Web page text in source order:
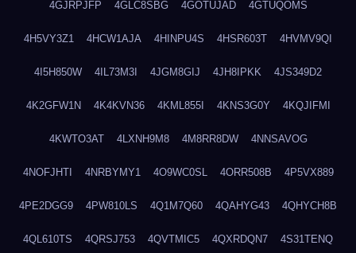
4GJRPJFP 4GLC8SBG 4GOTUJAD 4GTUQOMS
4H5VY3Z1 4HCW1AJA 4HINPU4S 4HSR603T 4HVMV9QI
4I5H850W 4IL73M3I 4JGM8GIJ 4JH8IPKK 4JS349D2
4K2GFW1N 4K4KVN36 4KML855I 4KNS3G0Y 4KQJIFMI
4KWTO3AT 4LXNH9M8 4M8RR8DW 4NNSAVOG
4NOFJHTI 4NRBYMY1 4O9WC0SL 4ORR508B 4P5VX889
4PE2DGG9 4PW810LS 4Q1M7Q60 4QAHYG43 4QHYCH8B
4QL610TS 4QRSJ753 4QVTMIC5 4QXRDQN7 4S31TENQ